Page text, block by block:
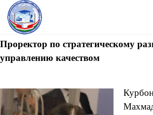
Проректор по стратегическому
управлению качеством